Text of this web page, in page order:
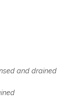
and drained